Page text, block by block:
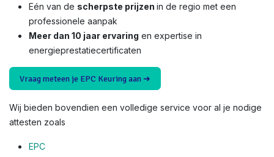
Eén van de scherpste prijzen in de regio met een
professionele aanpak
Meer dan 10 jaar ervaring en expertise in
energieprestatiecertificaten
Vraag meteen je EPC Keuring aan ➜
Wij bieden bovendien een volledige service voor al je nodige
attesten zoals
EPC